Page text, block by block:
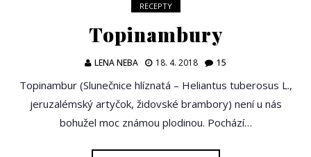
RECEPTY
Topinambury
LENA NEBA 18. 4. 2018 15
Topinambur (Slunečnice hlíznatá – Heliantus tuberosus L.,
jeruzalémský artyčok, židovské brambory) není u nás
bohužel moc známou plodinou. Pochází…